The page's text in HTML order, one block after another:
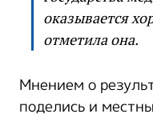
оказывается
отметила она.
Мнением о
поделись и